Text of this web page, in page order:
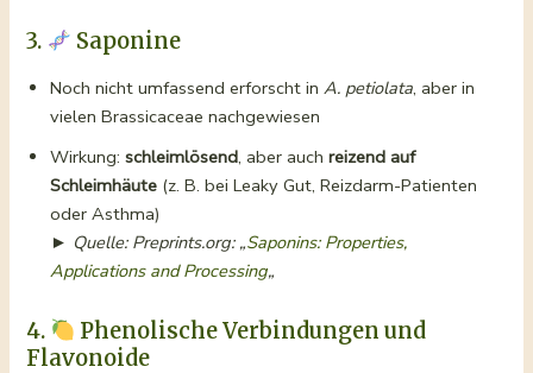
3. Saponine
Noch nicht umfassend erforscht inA. petiolata, aber in
vielen Brassicaceae nachgewiesen
Wirkung:schleimlösend, aber auchreizend auf
Schleimhäute (z. B. bei Leaky Gut, Reizdarm-Patienten
oder Asthma)
► Quelle: Preprints.org: „Saponins: Properties,
Applications and Processing„
4.
Phenolische Verbindungen und
Flavonoide